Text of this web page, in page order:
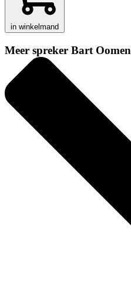
in winkelmand
Meer spreker Bart Oomen